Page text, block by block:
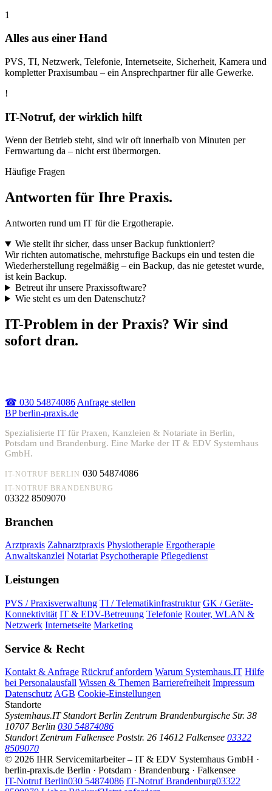
1
Alles aus einer Hand
PVS, TI, Netzwerk, Telefonie, Internetseite, Sicherheit, Kamera und
kompletter Praxisumbau – ein Ansprechpartner für alle Gewerke.
!
IT-Notruf, der wirklich hilft
Wenn der Betrieb steht, sind wir oft innerhalb von Minuten per
Fernwartung da – nicht erst übermorgen.
Häufige Fragen
Antworten für Ihre Praxis.
Antworten rund um IT für die Ergotherapie.
Wie stellt ihr sicher, dass unser Backup funktioniert?
Wir richten automatische, mehrstufige Backups ein und testen die
Wiederherstellung regelmäßig – ein Backup, das nie getestet wurde,
ist kein Backup.
Betreut ihr unsere Praxissoftware?
Wie steht es um den Datenschutz?
IT-Problem in der Praxis? Wir sind
sofort dran.
☎ 030 54874086Anfrage stellen
BP berlin-praxis.de
Spezialisierte IT für Praxen, Kanzleien & Notariate in Berlin,
Potsdam und Brandenburg. Eine Marke der IT & EDV Systemhaus
GmbH.
IT-NOTRUF BERLIN 030 54874086
IT-NOTRUF BRANDENBURG
03322 8509070
Branchen
Arztpraxis Zahnarztpraxis Physiotherapie Ergotherapie
Anwaltskanzlei Notariat Psychotherapie Pflegedienst
Leistungen
PVS / Praxisverwaltung TI / Telematikinfrastruktur GK / Geräte-
Konnektivität IT & EDV-Betreuung Telefonie Router, WLAN &
Netzwerk Internetseite Marketing
Service & Recht
Kontakt & Anfrage Rückruf anfordern Warum Systemhaus.IT Hilfe
bei Personalausfall Wissen & Themen Barrierefreiheit Impressum
Datenschutz AGB Cookie-Einstellungen
Standorte
Systemhaus.IT Standort Berlin Zentrum Brandenburgische Str. 38
10707 Berlin 030 54874086
Standort Zentrum Falkensee Poststr. 26 14612 Falkensee 03322
8509070
© 2026 IHR Servicemitarbeiter – IT & EDV Systemhaus GmbH ·
berlin-praxis.de Berlin · Potsdam · Brandenburg · Falkensee
IT-Notruf Berlin030 54874086 IT-Notruf Brandenburg03322